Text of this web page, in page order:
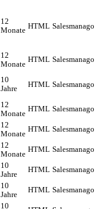
12
Monate HTML Salesmanago
12
Monate
HTML Salesmanago
10
Jahre
HTML Salesmanago
12
Monate
HTML Salesmanago
12
Monate
HTML Salesmanago
12
Monate
HTML Salesmanago
10
Jahre
HTML Salesmanago
10
Jahre
HTML Salesmanago
10